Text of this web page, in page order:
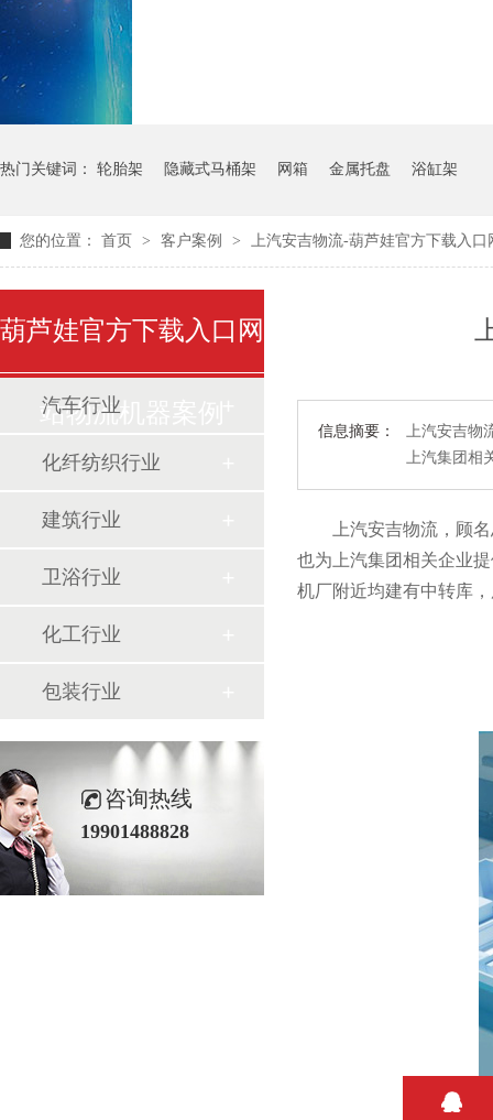
料架
热门关键词： 轮胎架 隐藏式马桶架 网箱 金属托盘 浴缸架
您的位置： 首页 > 客户案例 > 上汽安吉物流-葫芦娃官方下载入
信息摘要：
上汽安吉物流
上汽集团相
上汽安吉物流，
也为上汽集团相关企业提供
机厂附近均建有中转库
葫芦娃官方下载入口网
站物流机器案例
汽车行业
化纤纺织行业
建筑行业
卫浴行业
化工行业
包装行业
咨询热线
19901488828